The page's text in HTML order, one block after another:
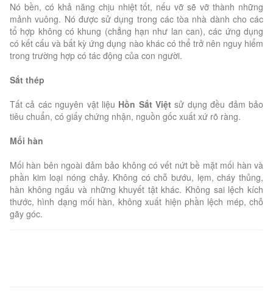
Nó bền, có khả năng chịu nhiệt tốt, nếu vỡ sẽ vỡ thành những
mảnh vuông. Nó được sử dụng trong các tòa nhà dành cho các
tổ hợp không có khung (chẳng hạn như lan can), các ứng dụng
có kết cấu và bất kỳ ứng dụng nào khác có thể trở nên nguy hiểm
trong trường hợp có tác động của con người.
Sắt thép
Tất cả các nguyên vật liệu Hồn Sắt Việt sử dụng đều đảm bảo
tiêu chuẩn, có giấy chứng nhận, nguồn gốc xuất xứ rõ ràng.
Mối hàn
Mối hàn bên ngoài đảm bảo không có vết nứt bề mặt mối hàn và
phần kim loại nóng chảy. Không có chỗ bướu, lẹm, cháy thủng,
hàn không ngấu và những khuyết tật khác. Không sai lệch kích
thước, hình dạng mối hàn, không xuất hiện phần lệch mép, chỗ
gãy góc.